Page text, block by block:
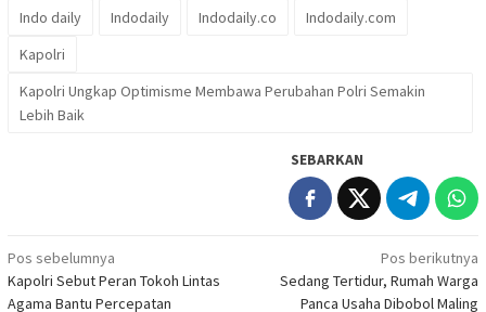
Indo daily Indodaily Indodaily.co
Indodaily.com
Kapolri
Kapolri Ungkap Optimisme Membawa Perubahan Polri Semakin
Lebih Baik
SEBARKAN
Navigasi
pos
Pos sebelumnya
Kapolri Sebut Peran Tokoh Lintas
Agama Bantu Percepatan
Pos berikutnya
Sedang Tertidur, Rumah Warga
Panca Usaha Dibobol Maling